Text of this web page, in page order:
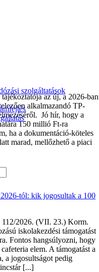
szolgáltatások
az új, a 2026-ban
alkalmazandó TP-
Jó hír, hogy a
150 millió Ft-ra
ha a dokumentáció-köteles
marad, mellőzhető a piaci
tól: kik jogosultak a 100
112/2026. (VII. 23.) Korm.
iskolakezdési támogatást
Fontos hangsúlyozni, hogy
elem. A támogatást a
a jogosultságot pedig
[...]